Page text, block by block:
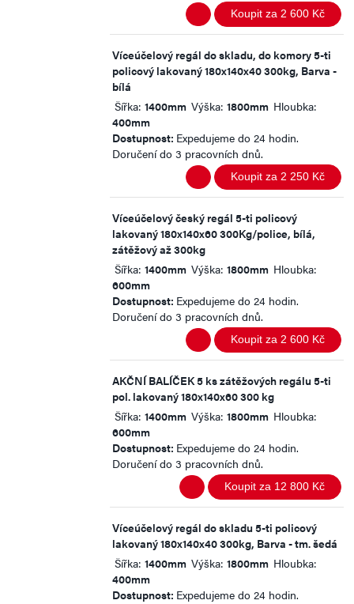
Koupit za 2 600 Kč
Víceúčelový regál do skladu, do komory 5-ti
policový lakovaný 180x140x40 300kg, Barva -
bílá
Šířka: 1400mm Výška: 1800mm Hloubka:
400mm
Dostupnost: Expedujeme do 24 hodin.
Doručení do 3 pracovních dnů.
Koupit za 2 250 Kč
Víceúčelový český regál 5-ti policový
lakovaný 180x140x60 300Kg/police, bílá,
zátěžový až 300kg
Šířka: 1400mm Výška: 1800mm Hloubka:
600mm
Dostupnost: Expedujeme do 24 hodin.
Doručení do 3 pracovních dnů.
Koupit za 2 600 Kč
AKČNÍ BALÍČEK 5 ks zátěžových regálu 5-ti
pol. lakovaný 180x140x60 300 kg
Šířka: 1400mm Výška: 1800mm Hloubka:
600mm
Dostupnost: Expedujeme do 24 hodin.
Doručení do 3 pracovních dnů.
Koupit za 12 800 Kč
Víceúčelový regál do skladu 5-ti policový
lakovaný 180x140x40 300kg, Barva - tm. šedá
Šířka: 1400mm Výška: 1800mm Hloubka:
400mm
Dostupnost: Expedujeme do 24 hodin.